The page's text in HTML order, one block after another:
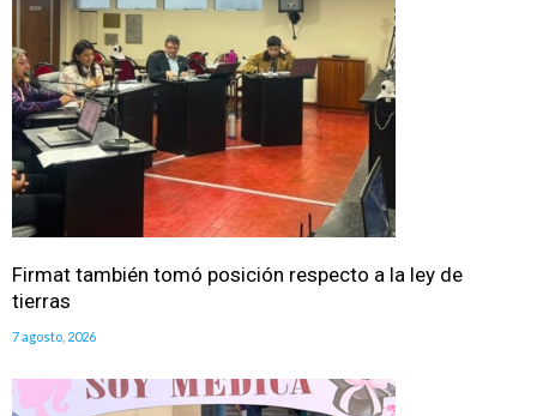
Firmat también tomó posición respecto a la ley de
tierras
7 agosto, 2026